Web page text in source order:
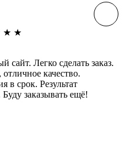
★ ★
сайт. Легко сделать заказ.
качество.
в срок. Результат
заказывать ещё!